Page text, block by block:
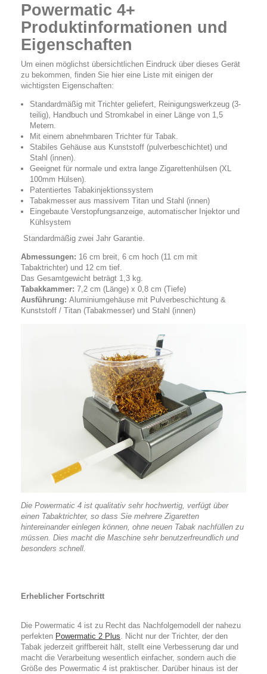
Powermatic 4+
Produktinformationen und
Eigenschaften
Um einen möglichst übersichtlichen Eindruck über dieses Gerät
zu bekommen, finden Sie hier eine Liste mit einigen der
wichtigsten Eigenschaften:
Standardmäßig mit Trichter geliefert, Reinigungswerkzeug (3-
teilig), Handbuch und Stromkabel in einer Länge von 1,5
Metern.
Mit einem abnehmbaren Trichter für Tabak.
Stabiles Gehäuse aus Kunststoff (pulverbeschichtet) und
Stahl (innen).
Geeignet für normale und extra lange Zigarettenhülsen (XL
100mm Hülsen).
Patentiertes Tabakinjektionssystem
Tabakmesser aus massivem Titan und Stahl (innen)
Eingebaute Verstopfungsanzeige, automatischer Injektor und
Kühlsystem
Standardmäßig zwei Jahr Garantie.
Abmessungen: 16 cm breit, 6 cm hoch (11 cm mit
Tabaktrichter) und 12 cm tief.
Das Gesamtgewicht beträgt 1,3 kg.
Tabakkammer: 7,2 cm (Länge) x 0,8 cm (Tiefe)
Ausführung: Aluminiumgehäuse mit Pulverbeschichtung &
Kunststoff / Titan (Tabakmesser) und Stahl (innen)
Die Powermatic 4 ist qualitativ sehr hochwertig, verfügt über
einen Tabaktrichter, so dass Sie mehrere Zigaretten
hintereinander einlegen können, ohne neuen Tabak nachfüllen zu
müssen. Dies macht die Maschine sehr benutzerfreundlich und
besonders schnell.
Erheblicher Fortschritt
Die Powermatic 4 ist zu Recht das Nachfolgemodell der nahezu
perfekten Powermatic 2 Plus. Nicht nur der Trichter, der den
Tabak jederzeit griffbereit hält, stellt eine Verbesserung dar und
macht die Verarbeitung wesentlich einfacher, sondern auch die
Größe des Powermatic 4 ist praktischer. Darüber hinaus ist der